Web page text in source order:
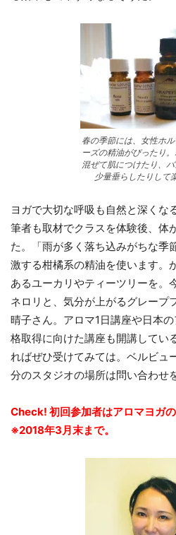
春の季節には、女性ホ
ーズの精油がぴったり
混ぜて肌につけたり、
少量垂らしたりして
ヨガで大切な呼吸も自然と深くな
筆者も取材でクラスを体験後、体
た。「雨が多く落ち込みがちな季
激する柑橘系の精油を使います。
あるユーカリやティーツリーを。
ネロリと、気分が上がるグレープ
晴子さん。アロマ1日講座や日本
格取得に向けた講座も開講してい
ればぜひ受けてみては。ベルビュ
分のスタジオの場所は問い合わせを
Check! 初回参加者はアロマヨガ
※2018年3月末まで。